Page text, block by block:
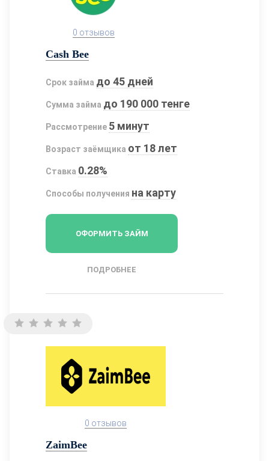
0 отзывов
Cash Bee
Срок займа до 45 дней
Сумма займа до 190 000 тенге
Рассмотрение 5 минут
Возраст заёмщика от 18 лет
Ставка 0.28%
Способы получения на карту
ОФОРМИТЬ ЗАЙМ
ПОДРОБНЕЕ
0 отзывов
ZaimBee